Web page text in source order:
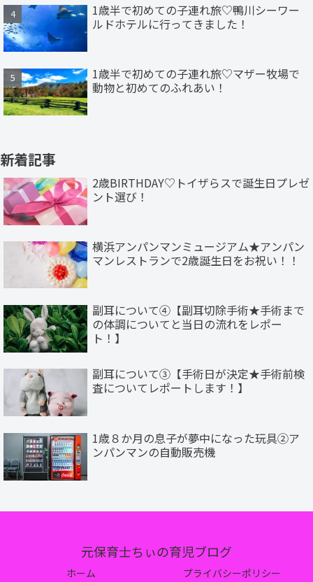
1歳半で初めての子連れ旅♡鴨川シーワー
ルドホテルに行ってきました！
1歳半で初めての子連れ旅♡マザー牧場で
動物と初めてのふれあい！
新着記事
2歳BIRTHDAY♡トイザらスで誕生日プレゼ
ント選び！
横浜アンパンマンミュージアム★アンパン
マンレストランで2歳誕生日をお祝い！！
副耳について④【副耳切除手術★手術まで
の体調についてと当日の流れをレポー
ト！】
副耳について③【手術日が決定★手術前検
査についてレポートします！】
1歳８か月の息子が夢中になった玩具②ア
ンパンマンの自動販売機
元保育士ちぃの育児ブログ
ホーム プライバシーポリシー